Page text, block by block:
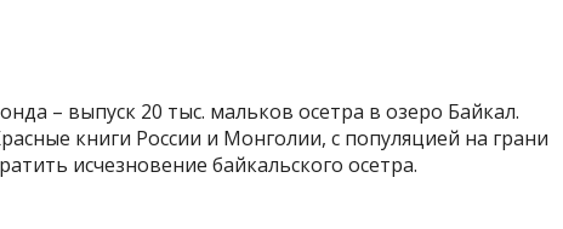
– выпуск 20 тыс. мальков осетра в озеро Байкал.
книги России и Монголии, с популяцией на грани
исчезновение байкальского осетра.